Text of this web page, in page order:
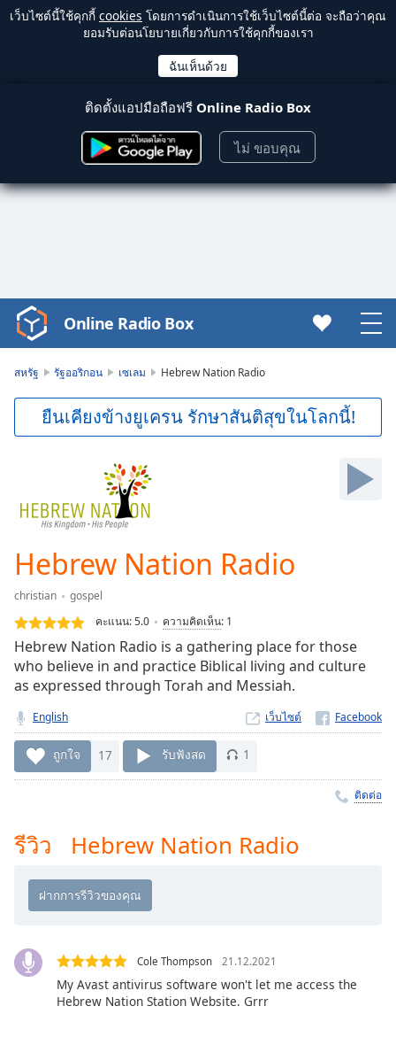
เว็บไซต์นี้ใช้คุกกี้ cookies โดยการดำเนินการใช้เว็บไซต์นี้ต่อ จะถือว่าคุณ
ยอมรับต่อนโยบายเกี่ยวกับการใช้คุกกี้ของเรา
ติดตั้งแอปมือถือฟรี Online Radio Box
ไม่ ขอบคุณ
Video
Player
Forward
Current
Time 0:00
-:-
Loaded:
0.00%
Stream
TypeLIVE
live,
currently
behind
LIVE
Remaining
Playback
Rate
Chapters
Descriptions
Online Radio Box
สหรัฐ รัฐออริกอน เซเลม Hebrew Nation Radio
ยืนเคียงข้างยูเครน รักษาสันติสุขในโลกนี้!
Hebrew Nation Radio
christian
gospel
คะแนน:5.0 ความคิดเห็น: 1
Hebrew Nation Radio is a gathering place for those
who believe in and practice Biblical living and culture
as expressed through Torah and Messiah.
English เว็บไซต์
ถูกใจ 17 รับฟังสด 1
ติดต่อ
รีวิว Hebrew Nation Radio
Cole Thompson 21.12.2021
My Avast antivirus software won't let me access the
Hebrew Nation Station Website. Grrr